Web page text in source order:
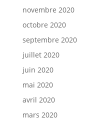
novembre 2020
octobre 2020
septembre 2020
juillet 2020
juin 2020
mai 2020
avril 2020
mars 2020